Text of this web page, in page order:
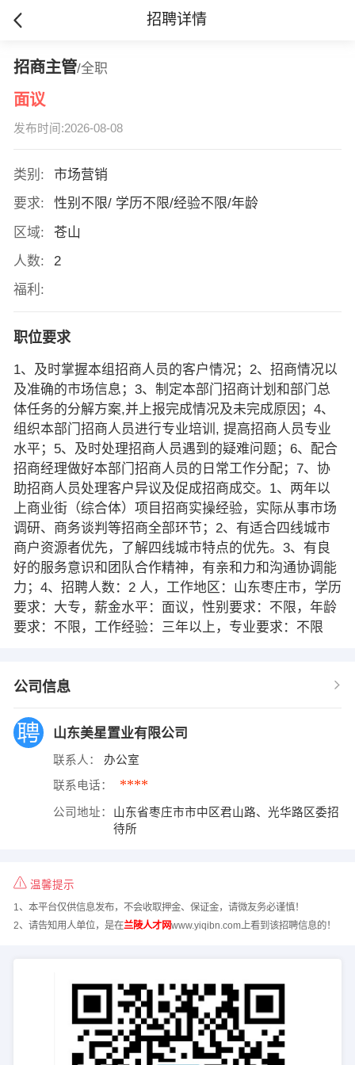
招聘详情
招商主管/全职
面议
发布时间:2026-08-08
类别:
市场营销
要求:
性别不限/ 学历不限/经验不限/年龄
区域:
苍山
人数:
2
福利:
职位要求
1、及时掌握本组招商人员的客户情况；2、招商情况以
及准确的市场信息；3、制定本部门招商计划和部门总
体任务的分解方案,并上报完成情况及未完成原因；4、
组织本部门招商人员进行专业培训, 提高招商人员专业
水平；5、及时处理招商人员遇到的疑难问题；6、配合
招商经理做好本部门招商人员的日常工作分配；7、协
助招商人员处理客户异议及促成招商成交。1、两年以
上商业街（综合体）项目招商实操经验，实际从事市场
调研、商务谈判等招商全部环节；2、有适合四线城市
商户资源者优先，了解四线城市特点的优先。3、有良
好的服务意识和团队合作精神，有亲和力和沟通协调能
力；4、招聘人数：2 人，工作地区：山东枣庄市，学历
要求：大专，薪金水平：面议，性别要求：不限，年龄
要求：不限，工作经验：三年以上，专业要求：不限
公司信息
山东美星置业有限公司
联系人： 办公室
联系电话： ****
公司地址：
山东省枣庄市市中区君山路、光华路区委招
待所
温馨提示
1、本平台仅供信息发布，不会收取押金、保证金，请微友务必谨慎！
2、请告知用人单位，是在兰陵人才网www.yiqibn.com上看到该招聘信息的！